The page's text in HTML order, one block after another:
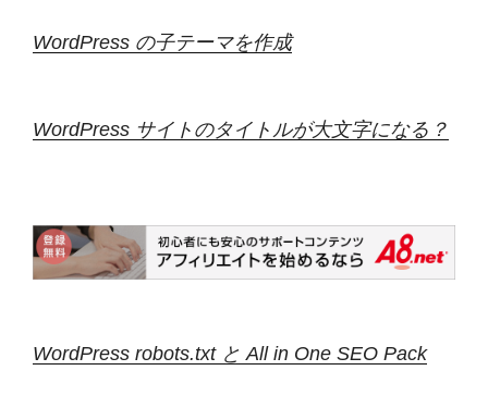
WordPress の子テーマを作成
WordPress サイトのタイトルが大文字になる？
WordPress robots.txt と All in One SEO Pack